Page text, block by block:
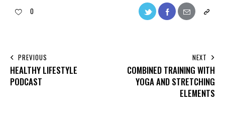
0
PREVIOUS
HEALTHY LIFESTYLE
PODCAST
NEXT
COMBINED TRAINING WITH
YOGA AND STRETCHING
ELEMENTS